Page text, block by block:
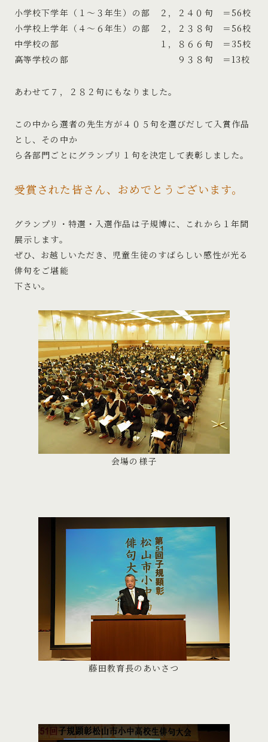
小学校下学年（１～３年生）の部 ２，２４０句 ＝56校
小学校上学年（４～６年生）の部 ２，２３８句 ＝56校
中学校の部 １，８６６句 ＝35校
高等学校の部 ９３８句 ＝13校
あわせて７，２８２句にもなりました。
この中から選者の先生方が４０５句を選びだして入賞作品
とし、その中か
ら各部門ごとにグランプリ１句を決定して表彰しました。
受賞された皆さん、おめでとうございます。
グランプリ・特選・入選作品は子規博に、これから１年間
展示します。
ぜひ、お越しいただき、児童生徒のすばらしい感性が光る
俳句をご堪能
下さい。
会場の様子
藤田教育長のあいさつ